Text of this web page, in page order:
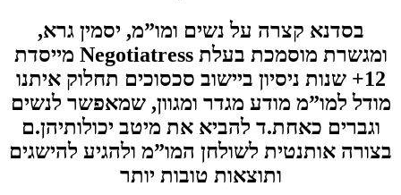
בסדנא קצרה על נשים ומו”מ, יסמין גרא,
מייסדת Negotiatress ומגשרת מוסמכת בעלת
12+ שנות ניסיון ביישוב סכסוכים תחלוק איתנו
מודל למו”מ מודע מגדר ומגוון, שמאפשר לנשים
וגברים כאחת.ד להביא את מיטב יכולותיהן.ם
בצורה אותנטית לשולחן המו”מ ולהגיע להישגים
ותוצאות טובות יותר